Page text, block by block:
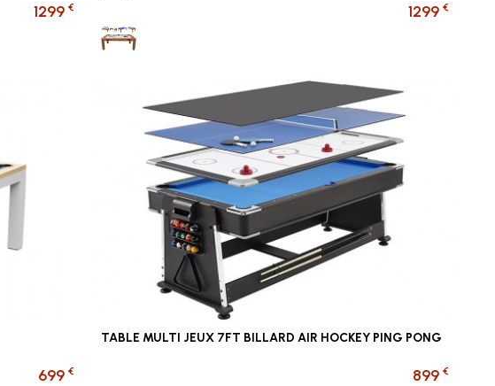
1299 € 1299 €
Multi jeux BOIS
699 €
TABLE MULTI JEUX 7FT BILLARD AIR HOCKEY PING PONG
899 €